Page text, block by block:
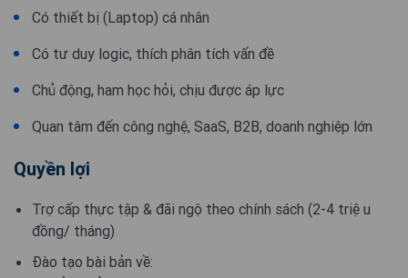
Có thiết bị (Laptop) cá nhân
Có tư duy logic, thích phân tích vấn đề
Chủ động, ham học hỏi, chịu được áp lực
Quan tâm đến công nghệ, SaaS, B2B, doanh nghiệp lớn
Quyền lợi
Trợ cấp thực tập & đãi ngộ theo chính sách (2-4 triệu
đồng/ tháng)
Đào tạo bài bản về: